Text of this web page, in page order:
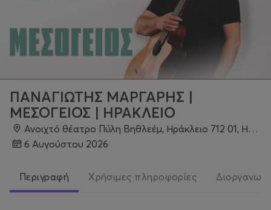
ΠΑΝΑΓΙΩΤΗΣ ΜΑΡΓΑΡΗΣ |
ΜΕΣΟΓΕΙΟΣ | ΗΡΑΚΛΕΙΟ
Ανοιχτό θέατρο Πύλη Βηθλεέμ, Ηράκλειο 712 01, Ηράκλειο
6 Αυγούστου 2026
Περιγραφή Χρήσιμες πληροφορίες